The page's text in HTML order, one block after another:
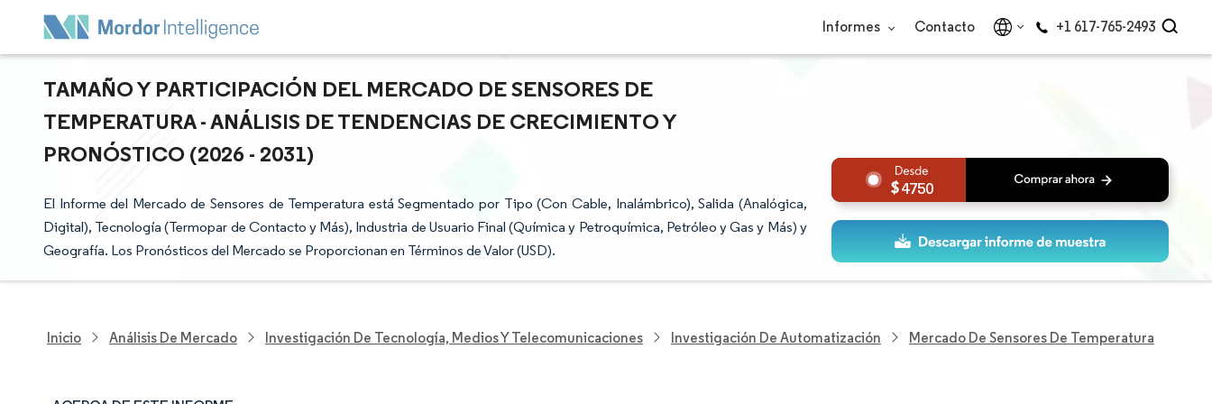
Informes Contacto +1 617-765-2493
TAMAÑO Y PARTICIPACIÓN DEL MERCADO DE SENSORES DE
TEMPERATURA - ANÁLISIS DE TENDENCIAS DE CRECIMIENTO Y
PRONÓSTICO (2026 - 2031)
El Informe del Mercado de Sensores de Temperatura está Segmentado por Tipo (Con Cable, Inalámbrico), Salida (Analógica,
Digital), Tecnología (Termopar de Contacto y Más), Industria de Usuario Final (Química y Petroquímica, Petróleo y Gas y Más) y
Geografía. Los Pronósticos del Mercado se Proporcionan en Términos de Valor (USD).
4750
Inicio Análisis De Mercado Investigación De Tecnología, Medios Y Telecomunicaciones Investigación De Automatización Mercado De Sensores De Temperatura